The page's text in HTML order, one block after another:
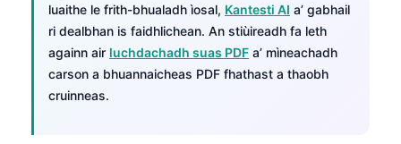
luaithe le frith-bhualadh ìosal, Kantesti AI a’ gabhail
ri dealbhan is faidhlichean. An stiùireadh fa leth
againn air luchdachadh suas PDF a’ mìneachadh
carson a bhuannaicheas PDF fhathast a thaobh
cruinneas.